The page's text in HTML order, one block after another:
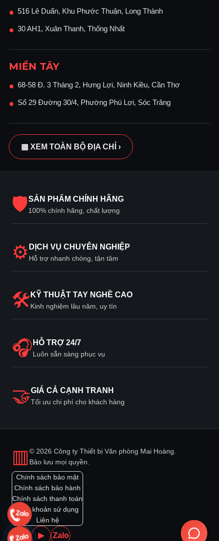
● 516 Lê Duẩn, Khu Phước Thuận, Long Thành
● 30 AH1, Xuân Thanh, Thống Nhất
MIỀN TÂY
● 68-58 Đ. 3 Tháng 2, Hưng Lợi, Ninh Kiều, Cần Thơ
● Số 29 Đường 30/4, Phường Phú Lợi, Sóc Trăng
▦ XEM TOÀN BỘ ĐỊA CHỈ ›
🛡SẢN PHẨM CHÍNH HÃNG
100% chính hãng, chất lượng
⚙ DỊCH VỤ CHUYÊN NGHIỆP
Hỗ trợ nhanh chóng, tận tâm
🛠 KỸ THUẬT TAY NGHỀ CAO
Kinh nghiệm lâu năm, uy tín
🎧 HỖ TRỢ 24/7
Luôn sẵn sàng phục vụ
🤝GIÁ CẢ CẠNH TRANH
Tối ưu chi phí cho khách hàng
▥© 2026 Công ty Thiết bị Văn phòng Mai Hoàng.
Bảo lưu mọi quyền.
Chính sách bảo mật
Chính sách bảo hành
Chính sách thanh toán
Điều khoản sử dụng
Liên hệ
f ▶ Zalo